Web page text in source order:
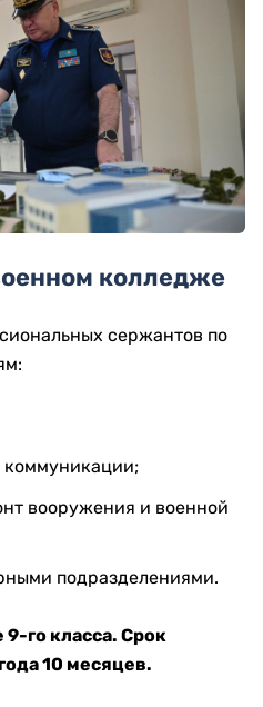
колледже
сержантов по
коммуникации;
вооружения и военной
подразделениями.
го класса. Срок
10 месяцев.